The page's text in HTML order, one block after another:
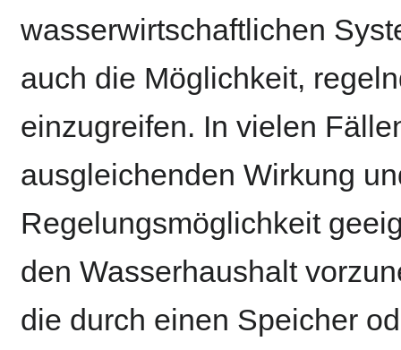
wasserwirtschaftlichen
auch die Möglichkeit,
einzugreifen. In vielen
ausgleichenden Wirkung
Regelungsmöglichkeit
den Wasserhaushalt
die durch einen Speicher